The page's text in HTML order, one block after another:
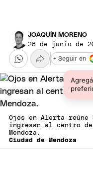
JOAQUÍN MORENO
28 de junio de
+ Seguir en
Ojos en Alerta reúne
ingresan al centro
Mendoza.
Ciudad de Mendoza